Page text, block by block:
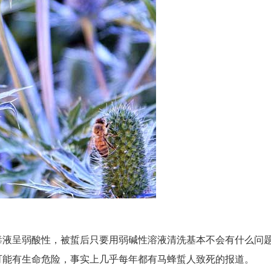
呈弱酸性，被蜇后只要用弱碱性溶液清洗基本不会有什么问
有生命危险，事实上几乎每年都有马蜂蜇人致死的报道。